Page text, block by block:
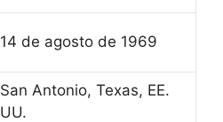
14 de agosto de 1969
San Antonio, Texas, EE.
UU.